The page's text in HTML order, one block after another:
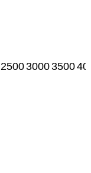
250030003500